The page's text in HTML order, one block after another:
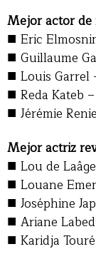
Mejor actor de
■ Eric
■ Guillaume
■ Louis Garrel
■ Reda Kateb
■ Jérémie
Mejor actriz
■ Lou de
■ Louane
■ Joséphine
■ Ariane
■ Karidja